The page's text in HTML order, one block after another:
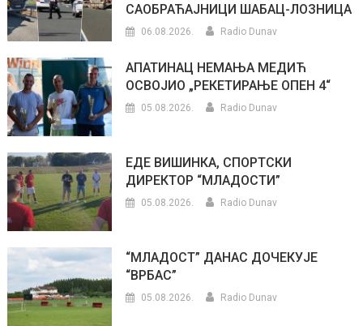
САОБРАЋАЈНИЦИ ШАБАЦ-ЛОЗНИЦА
06.08.2026. Radio Dunav
АПАТИНАЦ НЕМАЊА МЕДИЋ
ОСВОЈИО „РЕКЕТИРАЊЕ ОПЕН 4“
05.08.2026. Radio Dunav
ЕДЕ ВИШИНКА, СПОРТСКИ
ДИРЕКТОР “МЛАДОСТИ”
05.08.2026. Radio Dunav
“МЛАДОСТ” ДАНАС ДОЧЕКУЈЕ
“ВРБАС”
05.08.2026. Radio Dunav